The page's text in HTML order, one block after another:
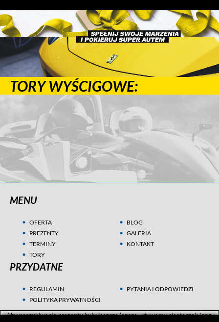
TORY WYŚCIGOWE:
MENU
OFERTA
PREZENTY
TERMINY
TORY
BLOG
GALERIA
KONTAKT
PRZYDATNE
REGULAMIN
POLITYKA PRYWATNOŚCI
PYTANIA I ODPOWIEDZI
Aby poszukiwania prezentu były jeszcze lepsze, używamy ciasteczek (ang.